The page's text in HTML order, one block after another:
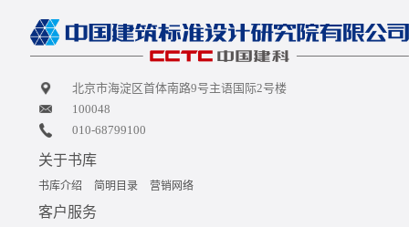
北京市海淀区首体南路9号主语国际2号楼
100048
010-68799100
关于书库
书库介绍 简明目录 营销网络
客户服务